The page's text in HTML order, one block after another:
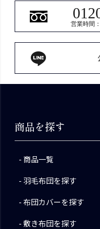
営業時間
商品を探す
商品一覧
羽毛布団を探す
布団カバーを探す
敷き布団を探す